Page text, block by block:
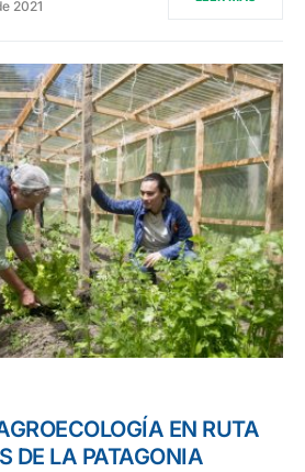
2021
EN RUTA
DE LA PATAGONIA